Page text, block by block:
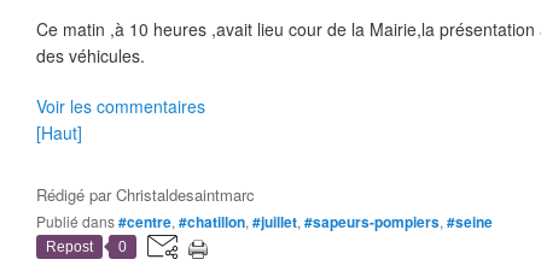
Ce matin ,à 10 heures ,avait lieu cour de la Mairie,la
des véhicules.
Voir les commentaires
[Haut]
Rédigé parChristaldesaintmarc
Publié dans#centre, #chatillon, #juillet, #sapeurs-pompiers, #seine
Repost 0